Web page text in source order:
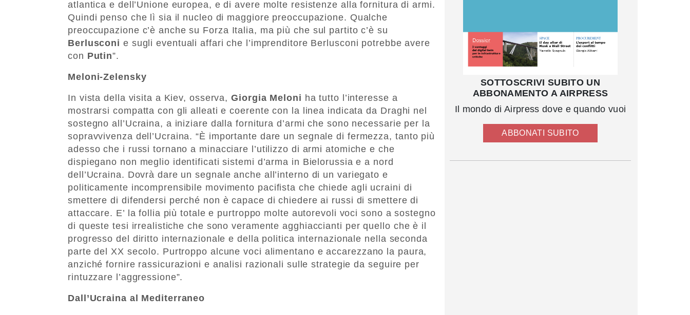
atlantica e dell’Unione europea, e di avere molte resistenze alla fornitura di armi.
Quindi penso che lì sia il nucleo di maggiore preoccupazione. Qualche
preoccupazione c’è anche su Forza Italia, ma più che sul partito c’è su
Berlusconi e sugli eventuali affari che l’imprenditore Berlusconi potrebbe avere
con Putin”.
Meloni-Zelensky
In vista della visita a Kiev, osserva,Giorgia Meloni ha tutto l’interesse a
mostrarsi compatta con gli alleati e coerente con la linea indicata da Draghi nel
sostegno all’Ucraina, a iniziare dalla fornitura d’armi che sono necessarie per la
sopravvivenza dell’Ucraina. “È importante dare un segnale di fermezza, tanto più
adesso che i russi tornano a minacciare l’utilizzo di armi atomiche e che
dispiegano non meglio identificati sistemi d’arma in Bielorussia e a nord
dell’Ucraina. Dovrà dare un segnale anche all’interno di un variegato e
politicamente incomprensibile movimento pacifista che chiede agli ucraini di
smettere di difendersi perché non è capace di chiedere ai russi di smettere di
attaccare. E’ la follia più totale e purtroppo molte autorevoli voci sono a sostegno
di queste tesi irrealistiche che sono veramente agghiaccianti per quello che è il
progresso del diritto internazionale e della politica internazionale nella seconda
parte del XX secolo. Purtroppo alcune voci alimentano e accarezzano la paura,
anziché fornire rassicurazioni e analisi razionali sulle strategie da seguire per
rintuzzare l’aggressione”.
Dall’Ucraina al Mediterraneo
SOTTOSCRIVI SUBITO UN
ABBONAMENTO A AIRPRESS
Il mondo di Airpress dove e quando vuoi
ABBONATI SUBITO